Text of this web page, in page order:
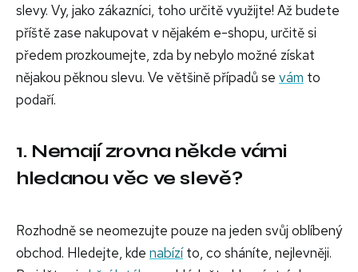
slevy. Vy, jako zákazníci, toho určitě využijte! Až budete
příště zase nakupovat v nějakém e-shopu, určitě si
předem prozkoumejte, zda by nebylo možné získat
nějakou pěknou slevu. Ve většině případů se vám to
podaří.
1. Nemají zrovna někde vámi
hledanou věc ve slevě?
Rozhodně se neomezujte pouze na jeden svůj oblíbený
obchod. Hledejte, kde nabízíto, co sháníte, nejlevněji.